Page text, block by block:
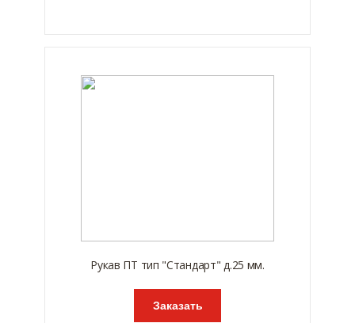
Рукав ПТ тип "Стандарт" д.25 мм.
Заказать